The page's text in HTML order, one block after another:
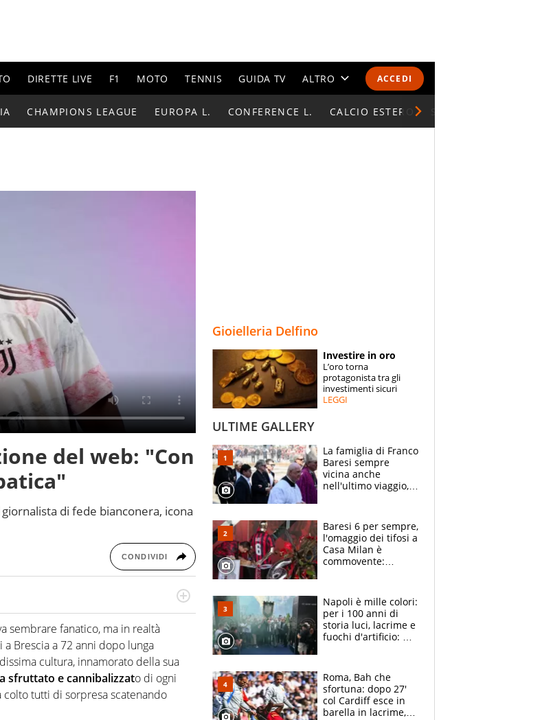
ACCEDI
DIRETTE LIVE F1 MOTO TENNIS GUIDA TV ALTRO
CALENDARI E CLASSIFICHE
ESPERTI
CONTATTI
CHAMPIONS LEAGUE EUROPA L. CONFERENCE L. CALCIO ESTERO
del web: "Con
di fede bianconera, icona
CONDIVIDI
sportive e collaborato con
e memoria storica. Si occupa
sembrare fanatico, ma in realtà
Brescia a 72 anni dopo lunga
cultura, innamorato della sua
sfruttato e cannibalizzato di ogni
colto tutti di sorpresa scatenando
Gioielleria Delfino
Investire in oro
L’oro torna
protagonista tra gli
investimenti sicuri
LEGGI
ULTIME GALLERY
La famiglia di Franco
Baresi sempre
vicina anche
nell'ultimo viaggio,
circondati
dall'affetto dei tifosi
Baresi 6 per sempre,
l'omaggio dei tifosi a
Casa Milan è
commovente:
bigliettini
Napoli è mille colori:
per i 100 anni di
storia luci, lacrime e
fuochi d'artificio: De
Roma, Bah che
sfortuna: dopo 27'
col Cardiff esce in
barella in lacrime,